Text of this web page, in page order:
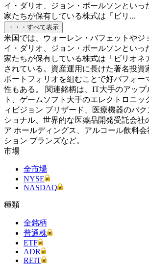
イ・ダリオ、ジョン・ポールソンといっ
家たちが保有している株式は「ビリ...
・・・すべて表示
米国では、ウォーレン・バフェットやジ
イ・ダリオ、ジョン・ポールソンといっ
家たちが保有している株式は「ビリオネ
されている。資産運用に長けた著名投資
ポートフォリオを組むことで好パフォー
性もある。 関連銘柄は、IT大手のアップ
ト、ゲームソフト大手のエレクトロニッ
ィビジョン ブリザード、医療機器のバ
ショナル、世界的な医薬品開発受託会社
ア ホールディングス、アルコール飲料
ション ブランズなど。
市場
全市場
NYSE
NASDAQ
種類
全銘柄
普通株
ETF
ADR
REIT